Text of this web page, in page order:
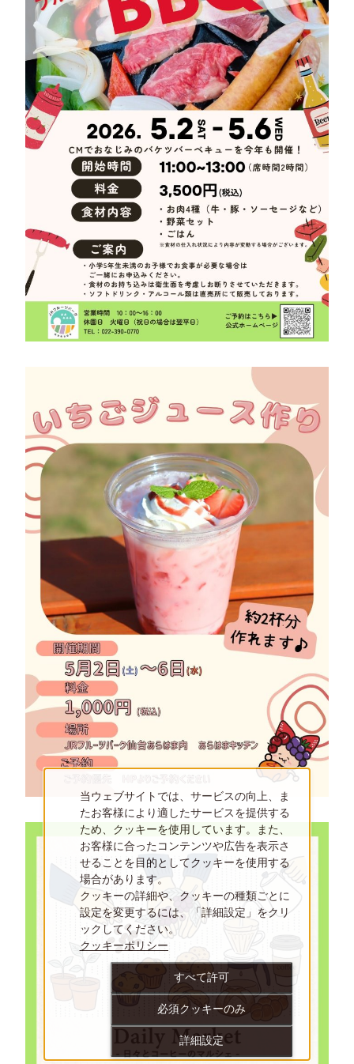
当ウェブサイトでは、サービスの向上、ま
たお客様により適したサービスを提供する
ため、クッキーを使用しています。また、
お客様に合ったコンテンツや広告を表示さ
せることを目的としてクッキーを使用する
場合があります。
クッキーの詳細や、クッキーの種類ごとに
設定を変更するには、「詳細設定」をクリ
ックしてください。
クッキーポリシー
すべて許可
必須クッキーのみ
詳細設定